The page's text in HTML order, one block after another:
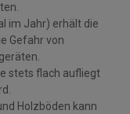
im Jahr) erhält die
Gefahr von
stets flach aufliegt
Holzböden kann